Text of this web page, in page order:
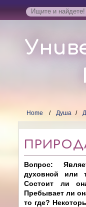
Home Душа
Вопрос:
духовной или
Состоит ли
Пребывает ли
то где?